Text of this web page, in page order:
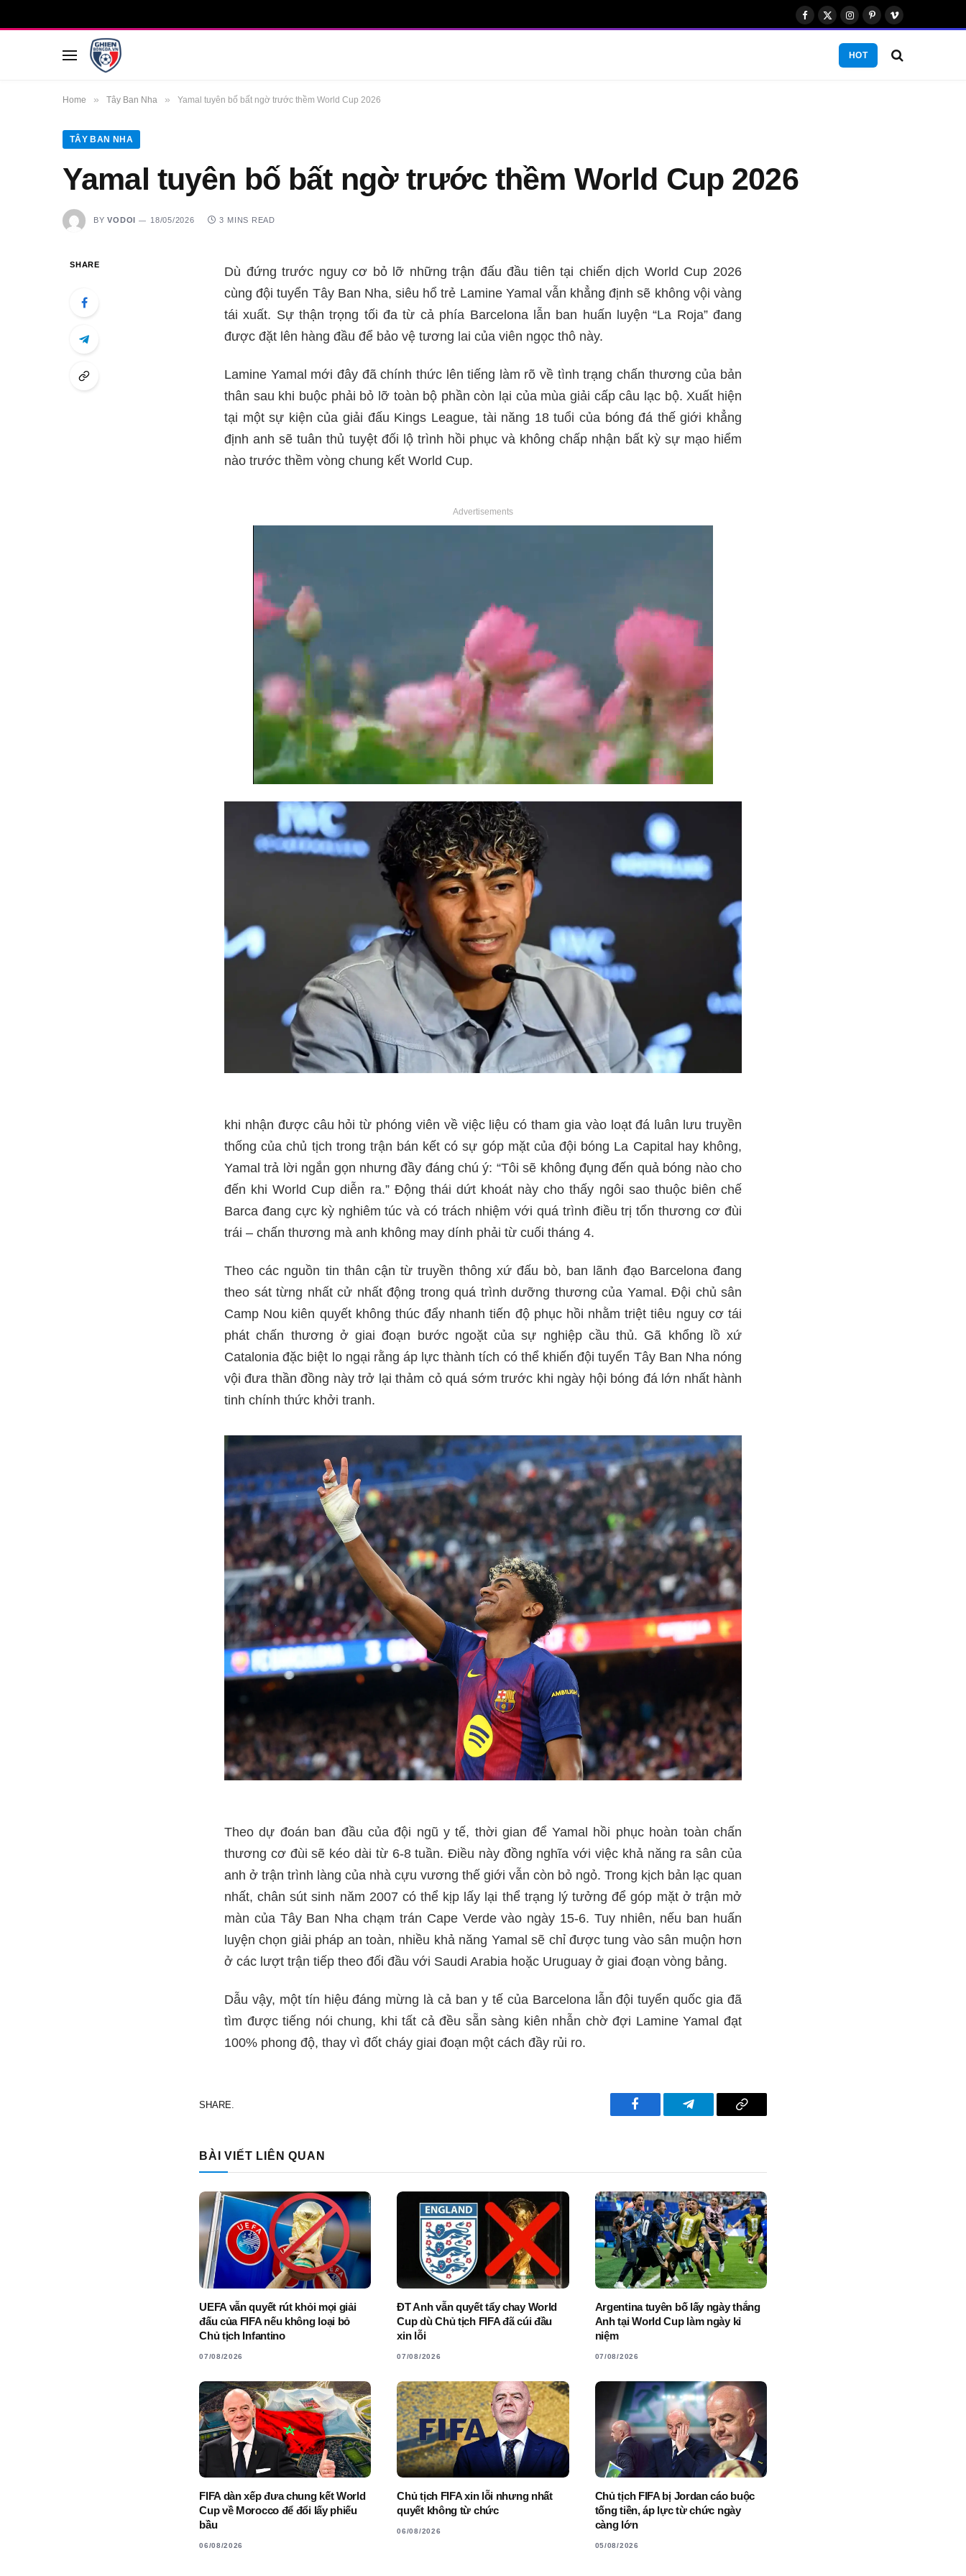
Facebook
X
Instagram
PinterestVimeo
HOT
Home » Tây Ban Nha » Yamal tuyên bố bất ngờ trước thềm World Cup 2026
TÂY BAN NHA
Yamal tuyên bố bất ngờ trước thềm World Cup 2026
BY VODOI 18/05/2026 3 MINS READ
SHARE
Dù đứng trước nguy cơ bỏ lỡ những trận đấu đầu tiên tại chiến dịch World Cup 2026
cùng đội tuyển Tây Ban Nha, siêu hổ trẻ Lamine Yamal vẫn khẳng định sẽ không vội vàng
tái xuất. Sự thận trọng tối đa từ cả phía Barcelona lẫn ban huấn luyện “La Roja” đang
được đặt lên hàng đầu để bảo vệ tương lai của viên ngọc thô này.
Lamine Yamal mới đây đã chính thức lên tiếng làm rõ về tình trạng chấn thương của bản
thân sau khi buộc phải bỏ lỡ toàn bộ phần còn lại của mùa giải cấp câu lạc bộ. Xuất hiện
tại một sự kiện của giải đấu Kings League, tài năng 18 tuổi của bóng đá thế giới khẳng
định anh sẽ tuân thủ tuyệt đối lộ trình hồi phục và không chấp nhận bất kỳ sự mạo hiểm
nào trước thềm vòng chung kết World Cup.
Advertisements
khi nhận được câu hỏi từ phóng viên về việc liệu có tham gia vào loạt đá luân lưu truyền
thống của chủ tịch trong trận bán kết có sự góp mặt của đội bóng La Capital hay không,
Yamal trả lời ngắn gọn nhưng đầy đáng chú ý: “Tôi sẽ không đụng đến quả bóng nào cho
đến khi World Cup diễn ra.” Động thái dứt khoát này cho thấy ngôi sao thuộc biên chế
Barca đang cực kỳ nghiêm túc và có trách nhiệm với quá trình điều trị tổn thương cơ đùi
trái – chấn thương mà anh không may dính phải từ cuối tháng 4.
Theo các nguồn tin thân cận từ truyền thông xứ đấu bò, ban lãnh đạo Barcelona đang
theo sát từng nhất cử nhất động trong quá trình dưỡng thương của Yamal. Đội chủ sân
Camp Nou kiên quyết không thúc đẩy nhanh tiến độ phục hồi nhằm triệt tiêu nguy cơ tái
phát chấn thương ở giai đoạn bước ngoặt của sự nghiệp cầu thủ. Gã khổng lồ xứ
Catalonia đặc biệt lo ngại rằng áp lực thành tích có thể khiến đội tuyển Tây Ban Nha nóng
vội đưa thần đồng này trở lại thảm cỏ quá sớm trước khi ngày hội bóng đá lớn nhất hành
tinh chính thức khởi tranh.
Theo dự đoán ban đầu của đội ngũ y tế, thời gian để Yamal hồi phục hoàn toàn chấn
thương cơ đùi sẽ kéo dài từ 6-8 tuần. Điều này đồng nghĩa với việc khả năng ra sân của
anh ở trận trình làng của nhà cựu vương thế giới vẫn còn bỏ ngỏ. Trong kịch bản lạc quan
nhất, chân sút sinh năm 2007 có thể kịp lấy lại thể trạng lý tưởng để góp mặt ở trận mở
màn của Tây Ban Nha chạm trán Cape Verde vào ngày 15-6. Tuy nhiên, nếu ban huấn
luyện chọn giải pháp an toàn, nhiều khả năng Yamal sẽ chỉ được tung vào sân muộn hơn
ở các lượt trận tiếp theo đối đầu với Saudi Arabia hoặc Uruguay ở giai đoạn vòng bảng.
Dẫu vậy, một tín hiệu đáng mừng là cả ban y tế của Barcelona lẫn đội tuyển quốc gia đã
tìm được tiếng nói chung, khi tất cả đều sẵn sàng kiên nhẫn chờ đợi Lamine Yamal đạt
100% phong độ, thay vì đốt cháy giai đoạn một cách đầy rủi ro.
SHARE.
Facebook Telegram Copy
BÀI VIẾT LIÊN QUAN
UEFA vẫn quyết rút khỏi mọi giải
đấu của FIFA nếu không loại bỏ
Chủ tịch Infantino
07/08/2026
ĐT Anh vẫn quyết tẩy chay World
Cup dù Chủ tịch FIFA đã cúi đầu
xin lỗi
07/08/2026
Argentina tuyên bố lấy ngày thắng
Anh tại World Cup làm ngày kỉ
niệm
07/08/2026
FIFA dàn xếp đưa chung kết World
Cup về Morocco để đổi lấy phiếu
bầu
06/08/2026
Chủ tịch FIFA xin lỗi nhưng nhất
quyết không từ chức
06/08/2026
Chủ tịch FIFA bị Jordan cáo buộc
tống tiền, áp lực từ chức ngày
càng lớn
05/08/2026